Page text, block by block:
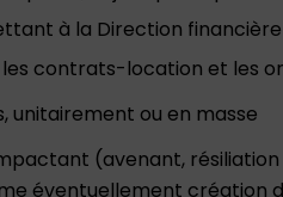
à la Direction financière
contrats-location et les
unitairement ou en masse
(avenant,
éventuellement création